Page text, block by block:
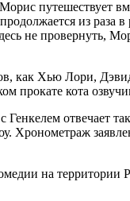
путешествует
из раза
не провернуть,
как Хью Лори,
кота
отвечает
заявлен
на